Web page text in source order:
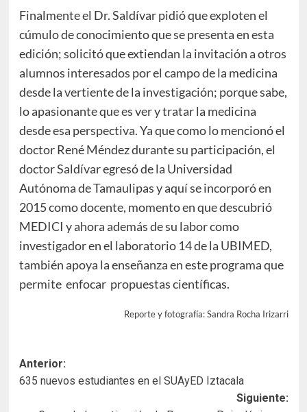
Finalmente el Dr. Saldívar pidió que exploten el
cúmulo de conocimiento que se presenta en esta
edición; solicitó que extiendan la invitación a otros
alumnos interesados por el campo de la medicina
desde la vertiente de la investigación; porque sabe,
lo apasionante que es ver y tratar la medicina
desde esa perspectiva. Ya que como lo mencionó el
doctor René Méndez durante su participación, el
doctor Saldívar egresó de la Universidad
Autónoma de Tamaulipas y aquí se incorporó en
2015 como docente, momento en que descubrió
MEDICI y ahora además de su labor como
investigador en el laboratorio 14 de la UBIMED,
también apoya la enseñanza en este programa que
permite enfocar propuestas científicas.
Reporte y fotografía: Sandra Rocha Irizarri
Navegación
de
Anterior:
635 nuevos estudiantes en el SUAyED Iztacala
Siguiente: